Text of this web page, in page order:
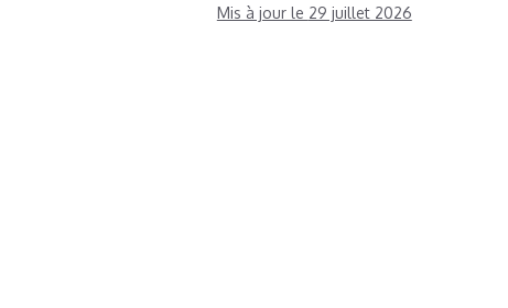
Mis à jour le 29 juillet 2026